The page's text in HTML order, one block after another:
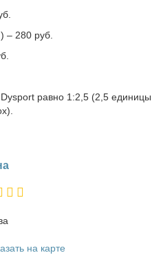
– 280 руб.
равно 1:2,5 (2,5 единицы
на карте